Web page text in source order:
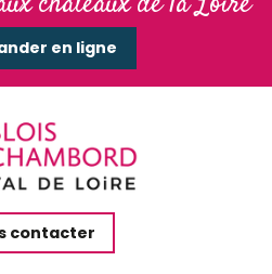
en ligne
contacter